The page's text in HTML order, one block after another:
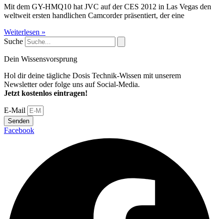
Mit dem GY-HMQ10 hat JVC auf der CES 2012 in Las Vegas den
weltweit ersten handlichen Camcorder präsentiert, der eine
Weiterlesen »
Suche
Dein Wissensvorsprung
Hol dir deine tägliche Dosis Technik-Wissen mit unserem
Newsletter oder folge uns auf Social-Media.
Jetzt kostenlos eintragen!
E-Mail
Senden
Facebook